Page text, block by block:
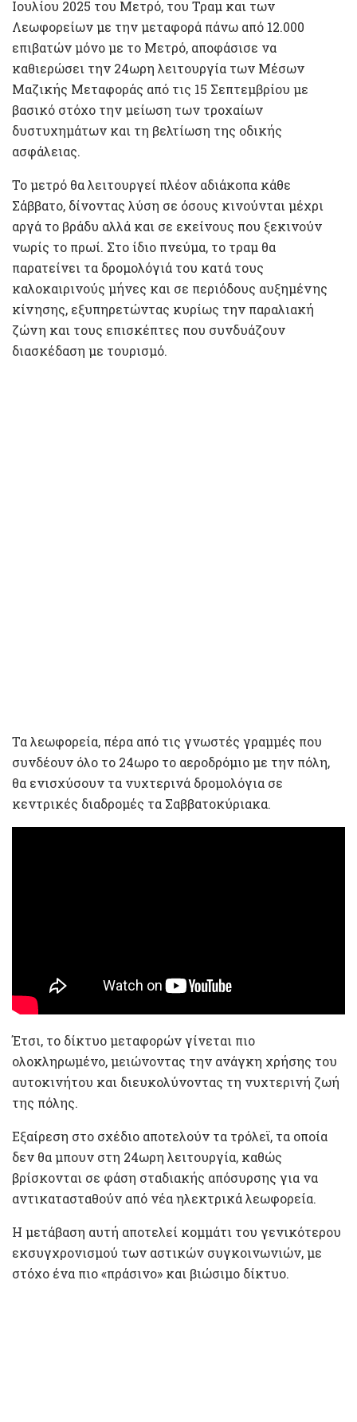
Ιουλίου 2025 του Μετρό, του Τραμ και των
Λεωφορείων με την μεταφορά πάνω από 12.000
επιβατών μόνο με το Μετρό, αποφάσισε να
καθιερώσει την 24ωρη λειτουργία των Μέσων
Μαζικής Μεταφοράς από τις 15 Σεπτεμβρίου με
βασικό στόχο την μείωση των τροχαίων
δυστυχημάτων και τη βελτίωση της οδικής
ασφάλειας.
Το μετρό θα λειτουργεί πλέον αδιάκοπα κάθε
Σάββατο, δίνοντας λύση σε όσους κινούνται μέχρι
αργά το βράδυ αλλά και σε εκείνους που ξεκινούν
νωρίς το πρωί. Στο ίδιο πνεύμα, το τραμ θα
παρατείνει τα δρομολόγιά του κατά τους
καλοκαιρινούς μήνες και σε περιόδους αυξημένης
κίνησης, εξυπηρετώντας κυρίως την παραλιακή
ζώνη και τους επισκέπτες που συνδυάζουν
διασκέδαση με τουρισμό.
Τα λεωφορεία, πέρα από τις γνωστές γραμμές που
συνδέουν όλο το 24ωρο το αεροδρόμιο με την πόλη,
θα ενισχύσουν τα νυχτερινά δρομολόγια σε
κεντρικές διαδρομές τα Σαββατοκύριακα.
Έτσι, το δίκτυο μεταφορών γίνεται πιο
ολοκληρωμένο, μειώνοντας την ανάγκη χρήσης του
αυτοκινήτου και διευκολύνοντας τη νυχτερινή ζωή
της πόλης.
Εξαίρεση στο σχέδιο αποτελούν τα τρόλεϊ, τα οποία
δεν θα μπουν στη 24ωρη λειτουργία, καθώς
βρίσκονται σε φάση σταδιακής απόσυρσης για να
αντικατασταθούν από νέα ηλεκτρικά λεωφορεία.
Η μετάβαση αυτή αποτελεί κομμάτι του γενικότερου
εκσυγχρονισμού των αστικών συγκοινωνιών, με
στόχο ένα πιο «πράσινο» και βιώσιμο δίκτυο.